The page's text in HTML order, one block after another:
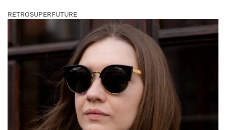
RETROSUPERFUTURE